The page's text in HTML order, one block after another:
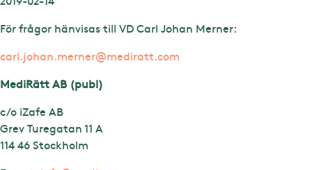
För frågor hänvisas till VD Carl Johan Merner:
carl.johan.merner@mediratt.com
MediRätt AB (publ)
c/o iZafe AB
Grev Turegatan 11 A
114 46 Stockholm